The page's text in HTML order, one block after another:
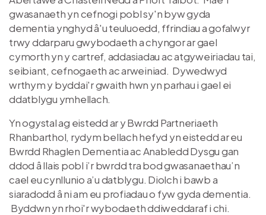
gwasanaeth yn cefnogi pobl sy'n byw gyda
dementia ynghyd â'u teuluoedd, ffrindiau a gofalwyr
trwy ddarparu gwybodaeth a chyngor ar gael
cymorth yn y cartref, addasiadau ac atgyweiriadau tai,
seibiant, cefnogaeth ac arweiniad. Dywedwyd
wrthym y byddai'r gwaith hwn yn parhau i gael ei
ddatblygu ymhellach.
Yn ogystal ag eistedd ar y Bwrdd Partneriaeth
Rhanbarthol, rydym bellach hefyd yn eistedd ar eu
Bwrdd Rhaglen Dementia ac Anabledd Dysgu gan
ddod â llais pobl i’r bwrdd tra bod gwasanaethau’n
cael eu cynllunio a’u datblygu. Diolch i bawb a
siaradodd â ni am eu profiadau o fyw gyda dementia.
Byddwn yn rhoi'r wybodaeth ddiweddaraf i chi.